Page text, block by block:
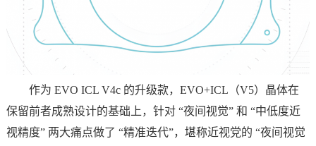
作为 EVO ICL V4c 的升级款，EVO+ICL（V5）晶体在
保留前者成熟设计的基础上，针对 “夜间视觉” 和 “中低度近
视精度” 两大痛点做了 “精准迭代”，堪称近视党的 “夜间视觉